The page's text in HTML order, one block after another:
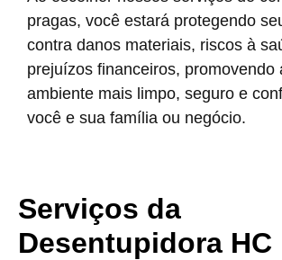
pragas, você estará protegendo
contra danos materiais, riscos à
prejuízos financeiros, promovendo
ambiente mais limpo, seguro e
você e sua família ou negócio.
Serviços da
Desentupidora HC